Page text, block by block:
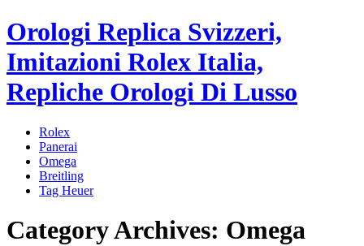
Orologi Replica Svizzeri,
Imitazioni Rolex Italia,
Repliche Orologi Di Lusso
Rolex
Panerai
Omega
Breitling
Tag Heuer
Category Archives: Omega